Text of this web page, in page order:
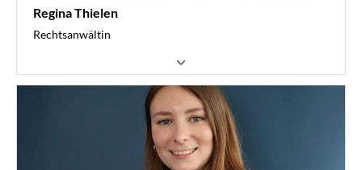
Regina Thielen
Rechtsanwältin
Landesverband TransportLogistik und Entsorgung